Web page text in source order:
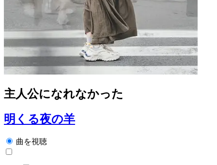
主人公になれなかった
明くる夜の羊
曲を視聴